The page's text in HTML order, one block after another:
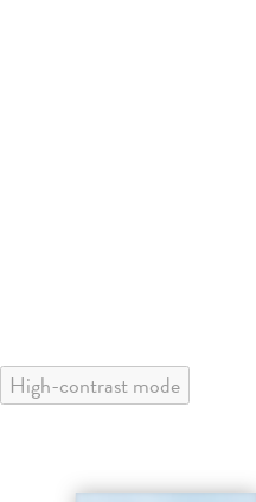
High-contrast mode